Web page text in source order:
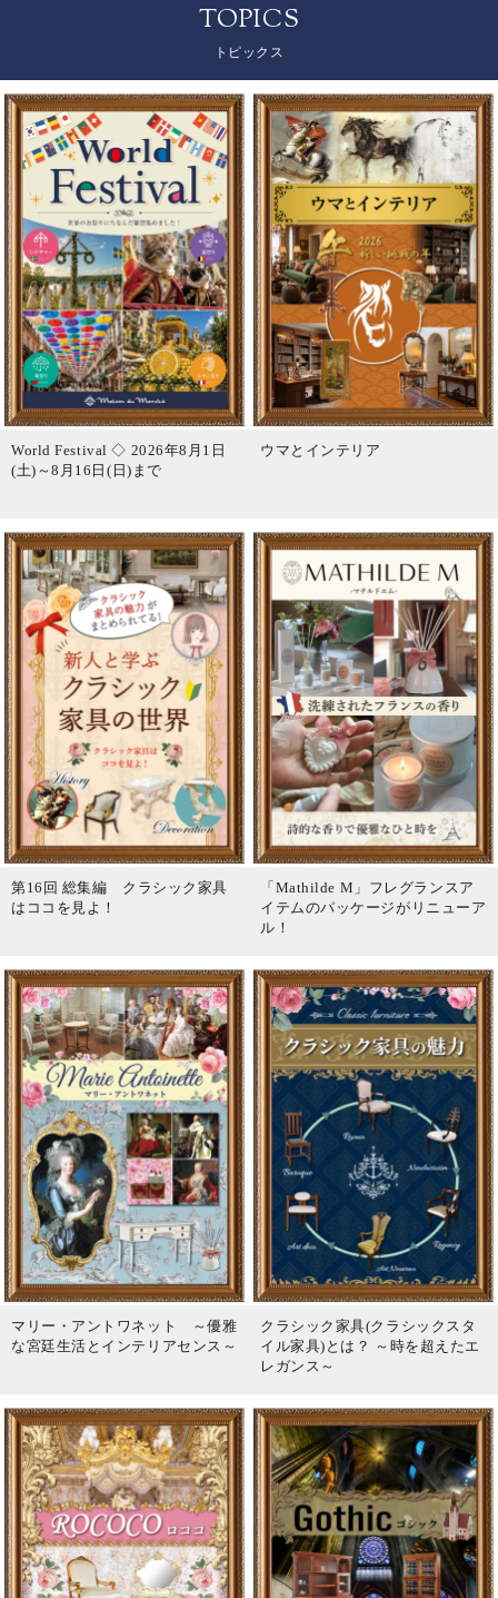
TOPICS
トピックス
World Festival ◇ 2026年8月1日
(土)～8月16日(日)まで
ウマとインテリア
第16回 総集編 クラシック家具
はココを見よ！
「Mathilde M」フレグランスア
イテムのパッケージがリニューア
ル！
マリー・アントワネット ～優雅
な宮廷生活とインテリアセンス～
クラシック家具(クラシックスタ
イル家具)とは？ ～時を超えたエ
レガンス～